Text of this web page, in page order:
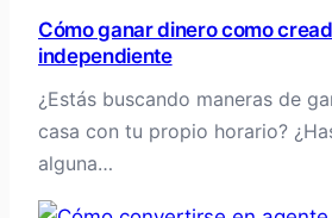
Cómo ganar dinero como
independiente
¿Estás buscando maneras de
casa con tu propio horario?
alguna…